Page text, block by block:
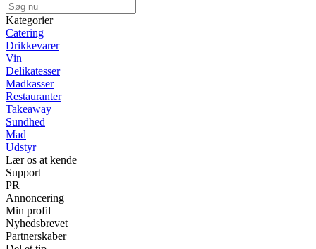
Kategorier
Catering
Drikkevarer
Vin
Delikatesser
Madkasser
Restauranter
Takeaway
Sundhed
Mad
Udstyr
Lær os at kende
Support
PR
Annoncering
Min profil
Nyhedsbrevet
Partnerskaber